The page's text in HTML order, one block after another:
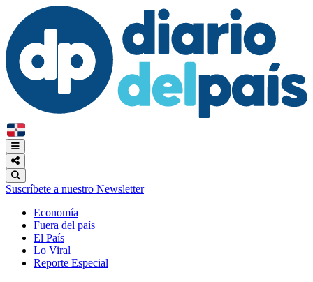
Suscríbete a nuestro Newsletter
Economía
Fuera del país
El País
Lo Viral
Reporte Especial